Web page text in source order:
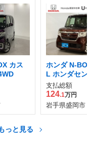
カス
ホンダ N-
L ホンダセン
4WD
支払総額
124.1万円
岩手県盛岡市
っと見る